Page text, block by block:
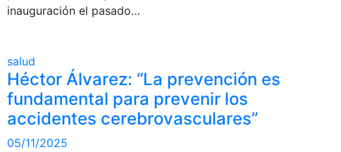
inauguración el pasado…
salud
Héctor Álvarez: “La prevención es
fundamental para prevenir los
accidentes cerebrovasculares”
05/11/2025